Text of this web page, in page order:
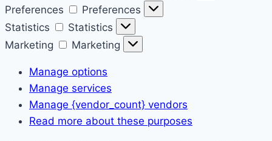
Preferences
Preferences
Statistics
Statistics
Marketing
Marketing
Manage options
Manage services
Manage {vendor_count} vendors
Read more about these purposes